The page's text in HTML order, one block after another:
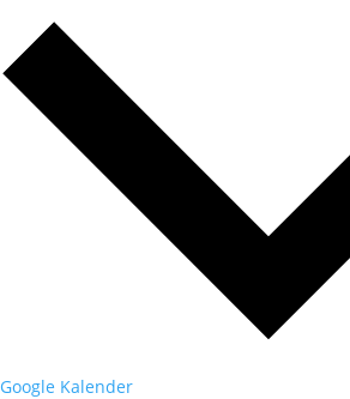
Google Kalender